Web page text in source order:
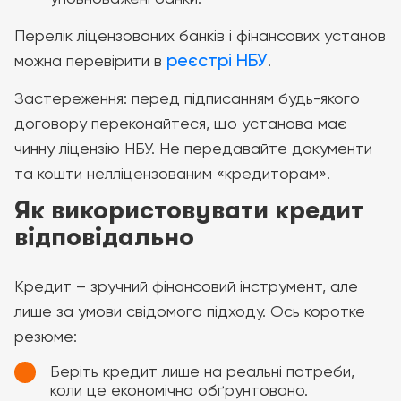
Перелік ліцензованих банків і фінансових установ
можна перевірити в реєстрі НБУ.
Застереження: перед підписанням будь-якого
договору переконайтеся, що установа має
чинну ліцензію НБУ. Не передавайте документи
та кошти нелліцензованим «кредиторам».
Як використовувати кредит
відповідально
Кредит – зручний фінансовий інструмент, але
лише за умови свідомого підходу. Ось коротке
резюме:
Беріть кредит лише на реальні потреби,
коли це економічно обґрунтовано.